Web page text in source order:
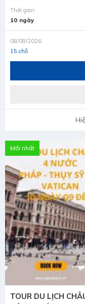
Thời gian:
10 ngày
08/08/2026
15 chỗ
Mới nhất
TOUR DU LỊCH